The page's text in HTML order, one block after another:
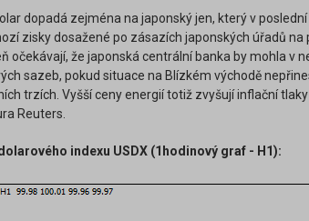
dopadá zejména na japonský jen, který v
zisky dosažené po zásazích japonských úřadů na
očekávají, že japonská centrální banka by mohla v
sazeb, pokud situace na Blízkém východě
trzích. Vyšší ceny energií totiž zvyšují inflační
Reuters.
indexu USDX (1hodinový graf - H1):